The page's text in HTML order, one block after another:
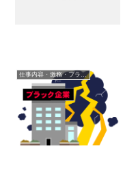
仕事内容・激務・ブラック度